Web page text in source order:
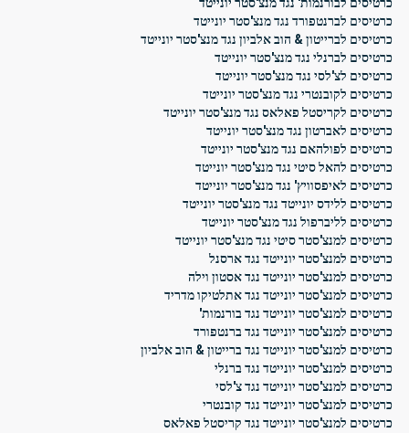
כרטיסים לברנטפורד נגד מנצ'סטר יונייטד
כרטיסים לברייטון & הוב אלביון נגד מנצ'סטר יונייטד
כרטיסים לברנלי נגד מנצ'סטר יונייטד
כרטיסים לצ'לסי נגד מנצ'סטר יונייטד
כרטיסים לקובנטרי נגד מנצ'סטר יונייטד
כרטיסים לקריסטל פאלאס נגד מנצ'סטר יונייטד
כרטיסים לאברטון נגד מנצ'סטר יונייטד
כרטיסים לפולהאם נגד מנצ'סטר יונייטד
כרטיסים להאל סיטי נגד מנצ'סטר יונייטד
כרטיסים לאיפסוויץ' נגד מנצ'סטר יונייטד
כרטיסים ללידס יונייטד נגד מנצ'סטר יונייטד
כרטיסים לליברפול נגד מנצ'סטר יונייטד
כרטיסים למנצ'סטר סיטי נגד מנצ'סטר יונייטד
כרטיסים למנצ'סטר יונייטד נגד ארסנל
כרטיסים למנצ'סטר יונייטד נגד אסטון וילה
כרטיסים למנצ'סטר יונייטד נגד אתלטיקו מדריד
כרטיסים למנצ'סטר יונייטד נגד בורנמות'
כרטיסים למנצ'סטר יונייטד נגד ברנטפורד
כרטיסים למנצ'סטר יונייטד נגד ברייטון & הוב אלביון
כרטיסים למנצ'סטר יונייטד נגד ברנלי
כרטיסים למנצ'סטר יונייטד נגד צ'לסי
כרטיסים למנצ'סטר יונייטד נגד קובנטרי
כרטיסים למנצ'סטר יונייטד נגד קריסטל פאלאס